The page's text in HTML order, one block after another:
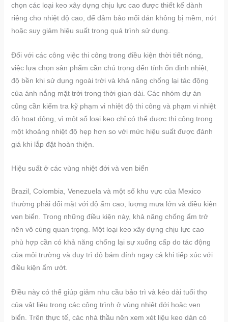
chọn các loại keo xây dựng chịu lực cao được thiết kế dành
riêng cho nhiệt độ cao, để đảm bảo mối dán không bị mềm, nứt
hoặc suy giảm hiệu suất trong quá trình sử dụng.
Đối với các công việc thi công trong điều kiện thời tiết nóng,
việc lựa chọn sản phẩm cần chú trọng đến tính ổn định nhiệt,
độ bền khi sử dụng ngoài trời và khả năng chống lại tác động
của ánh nắng mặt trời trong thời gian dài. Các nhóm dự án
cũng cần kiểm tra kỹ phạm vi nhiệt độ thi công và phạm vi nhiệt
độ hoạt động, vì một số loại keo chỉ có thể được thi công trong
một khoảng nhiệt độ hẹp hơn so với mức hiệu suất được đánh
giá khi lắp đặt hoàn thiện.
Hiệu suất ở các vùng nhiệt đới và ven biển
Brazil, Colombia, Venezuela và một số khu vực của Mexico
thường phải đối mặt với độ ẩm cao, lượng mưa lớn và điều kiện
ven biển. Trong những điều kiện này, khả năng chống ẩm trở
nên vô cùng quan trọng. Một loại keo xây dựng chịu lực cao
phù hợp cần có khả năng chống lại sự xuống cấp do tác động
của môi trường và duy trì độ bám dính ngay cả khi tiếp xúc với
điều kiện ẩm ướt.
Điều này có thể giúp giảm nhu cầu bảo trì và kéo dài tuổi thọ
của vật liệu trong các công trình ở vùng nhiệt đới hoặc ven
biển. Trên thực tế, các nhà thầu nên xem xét liệu keo dán có